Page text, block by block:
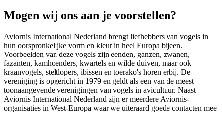
Mogen wij ons aan je voorstellen?
Aviornis International Nederland brengt liefhebbers van vogels in
hun oorspronkelijke vorm en kleur in heel Europa bijeen.
Voorbeelden van deze vogels zijn eenden, ganzen, zwanen,
fazanten, kamhoenders, kwartels en wilde duiven, maar ook
kraanvogels, steltlopers, ibissen en toerako's horen erbij. De
vereniging is opgericht in 1979 en geldt als een van de meest
toonaangevende verenigingen van vogels in avicultuur. Naast
Aviornis International Nederland zijn er meerdere Aviornis-
organisaties in West-Europa waar we uiteraard goede contacten mee